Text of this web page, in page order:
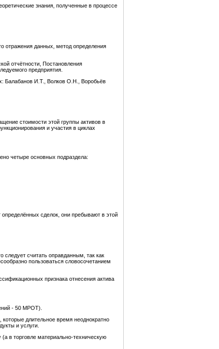
знания, полученные в процессе
отражения данных, метод определения
отчётности, Постановления
предприятия.
Балабанов И.Т., Волков О.Н., Воробьёв
стоимости этой группы активов в
и участия в циклах
четыре основных подраздела:
определённых сделок, они пребывают в этой
следует считать оправданным, так как
пользоваться словосочетанием
признака отнесения актива
- 50 МРОТ).
длительное время неоднократно
и услуги.
в торговле материально-техническую